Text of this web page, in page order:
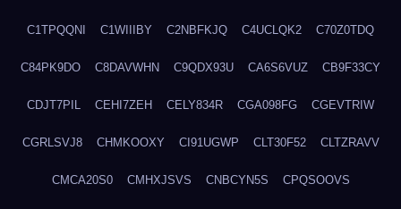
C1TPQQNI C1WIIIBY C2NBFKJQ C4UCLQK2 C70Z0TDQ
C84PK9DO C8DAVWHN C9QDX93U CA6S6VUZ CB9F33CY
CDJT7PIL CEHI7ZEH CELY834R CGA098FG CGEVTRIW
CGRLSVJ8 CHMKOOXY CI91UGWP CLT30F52 CLTZRAVV
CMCA20S0 CMHXJSVS CNBCYN5S CPQSOOVS